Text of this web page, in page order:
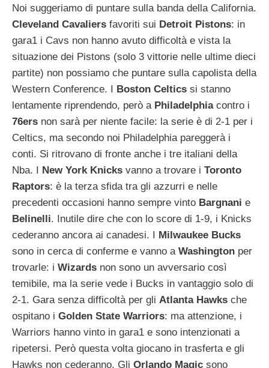
Noi suggeriamo di puntare sulla banda della California.
Cleveland Cavaliers favoriti sui Detroit Pistons: in
gara1 i Cavs non hanno avuto difficoltà e vista la
situazione dei Pistons (solo 3 vittorie nelle ultime dieci
partite) non possiamo che puntare sulla capolista della
Western Conference. I Boston Celtics si stanno
lentamente riprendendo, però a Philadelphiacontro i
76ers non sarà per niente facile: la serie è di 2-1 per i
Celtics, ma secondo noi Philadelphia pareggerà i
conti. Si ritrovano di fronte anche i tre italiani della
Nba. I New York Knicks vanno a trovare i Toronto
Raptors: è la terza sfida tra gli azzurri e nelle
precedenti occasioni hanno sempre vinto Bargnani e
Belinelli. Inutile dire che con lo score di 1-9, i Knicks
cederanno ancora ai canadesi. I Milwaukee Bucks
sono in cerca di conferme e vanno a Washington per
trovarle: i Wizards non sono un avversario così
temibile, ma la serie vede i Bucks in vantaggio solo di
2-1. Gara senza difficoltà per gli Atlanta Hawks che
ospitano i Golden State Warriors: ma attenzione, i
Warriors hanno vinto in gara1 e sono intenzionati a
ripetersi. Però questa volta giocano in trasferta e gli
Hawks non cederanno. Gli Orlando Magic sono